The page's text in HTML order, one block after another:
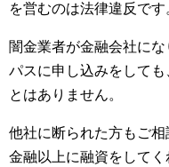
を営むのは法律違反です
闇金業者が金融会社に
パスに申し込みをして
とはありません。
他社に断られた方もご
金融以上に融資をして